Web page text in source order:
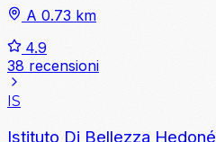
A 0.73 km
4.9
38 recensioni
IS
Istituto Di Bellezza Hedoné